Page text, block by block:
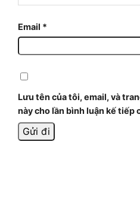
Email *
Lưu tên của tôi, email, và
này cho lần bình luận kế tiếp